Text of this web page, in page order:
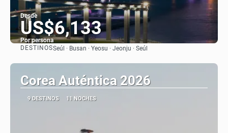
Desde
US$6,133
Por persona
DESTINOSSeúl · Busan · Yeosu · Jeonju · Seúl
Corea Auténtica 2026
9 DESTINOS 11 NOCHES